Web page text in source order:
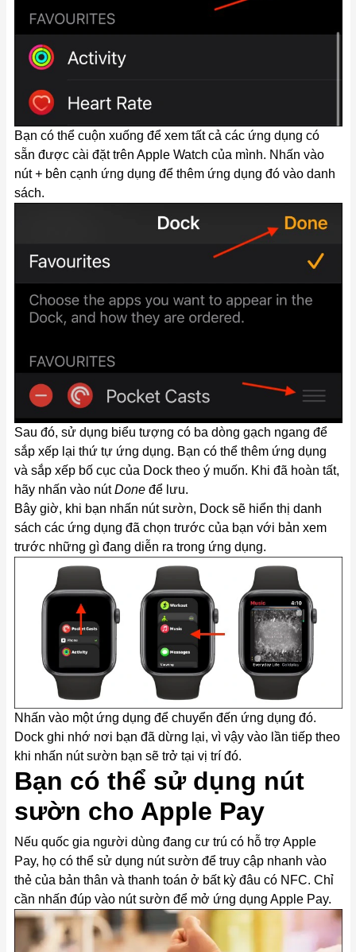
Bạn có thể cuộn xuống để xem tất cả các ứng dụng có
sẵn được cài đặt trên Apple Watch của mình. Nhấn vào
nút +bên cạnh ứng dụng để thêm ứng dụng đó vào danh
sách.
Sau đó, sử dụng biểu tượng có ba dòng gạch ngang để
sắp xếp lại thứ tự ứng dụng. Bạn có thể thêm ứng dụng
và sắp xếp bố cục của Dock theo ý muốn. Khi đã hoàn tất,
hãy nhấn vào nútDoneđể lưu.
Bây giờ, khi bạn nhấn nút sườn, Dock sẽ hiển thị danh
sách các ứng dụng đã chọn trước của bạn với bản xem
trước những gì đang diễn ra trong ứng dụng.
Nhấn vào một ứng dụng để chuyển đến ứng dụng đó.
Dock ghi nhớ nơi bạn đã dừng lại, vì vậy vào lần tiếp theo
khi nhấn nút sườn bạn sẽ trở tại vị trí đó.
Bạn có thể sử dụng nút
sườn cho Apple Pay
Nếu quốc gia người dùng đang cư trú có hỗ trợ Apple
Pay, họ có thể sử dụng nút sườn để truy cập nhanh vào
thẻ của bản thân và thanh toán ở bất kỳ đâu có NFC. Chỉ
cần nhấn đúp vào nút sườn để mở ứng dụng Apple Pay.